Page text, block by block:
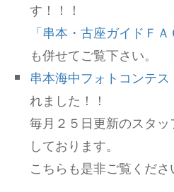
す！！！
「串本・古座ガイドＦ
も併せてご覧下さい。
串本海中フォトコンテス
れました！！
毎月２５日更新のスタ
しております。
こちらも是非ご覧くださ